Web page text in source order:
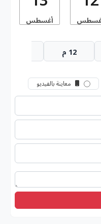
أغسطس
12 م
معاينة بالفيديو